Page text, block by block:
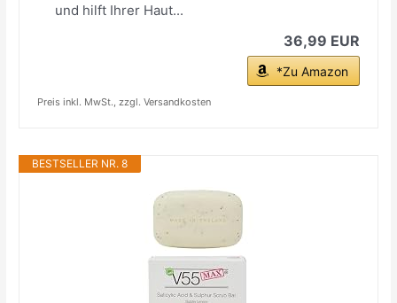
und hilft Ihrer Haut...
36,99 EUR
*Zu Amazon
Preis inkl. MwSt., zzgl. Versandkosten
BESTSELLER NR. 8